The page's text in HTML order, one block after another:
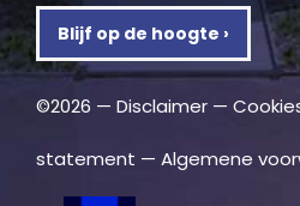
Blijf op de hoogte ›
©2026 — Disclaimer —
statement — Algemene